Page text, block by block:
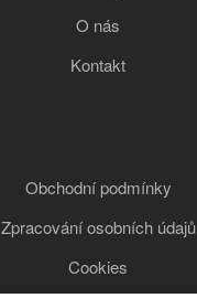
O nás
Kontakt
Obchodní podmínky
Zpracování osobních údajů
Cookies